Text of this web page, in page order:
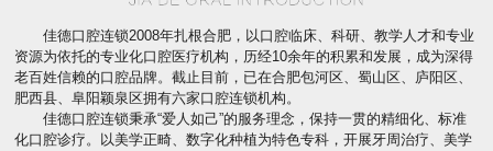
佳德口腔连锁2008年扎根合肥，以口腔临床、科研、教学人才和专业
资源为依托的专业化口腔医疗机构，历经10余年的积累和发展，成为深得
老百姓信赖的口腔品牌。截止目前，已在合肥包河区、蜀山区、庐阳区、
肥西县、阜阳颖泉区拥有六家口腔连锁机构。
佳德口腔连锁秉承“爱人如己”的服务理念，保持一贯的精细化、标准
化口腔诊疗。以美学正畸、数字化种植为特色专科，开展牙周治疗、美学